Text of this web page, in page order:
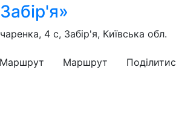
4 с, Забір'я, Київська обл.
Маршрут Маршрут